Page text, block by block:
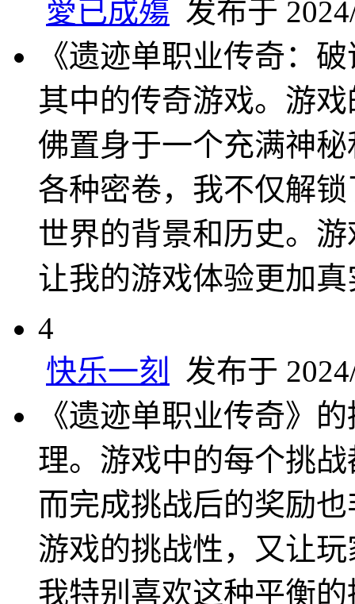
愛已成殤 发布于
《遗迹单职业传奇：
其中的传奇游戏。游
佛置身于一个充满神
各种密卷，我不仅解
世界的背景和历史。
让我的游戏体验更加
4
快乐一刻
发布于
《遗迹单职业传奇》
理。游戏中的每个挑
而完成挑战后的奖励
游戏的挑战性，又让
我特别喜欢这种平衡